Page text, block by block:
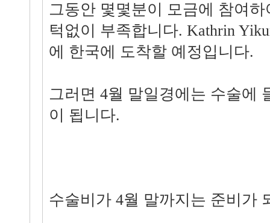
그동안 몇몇분이 모금에 참여
턱없이 부족합니다. Kathrin
에 한국에 도착할 예정입니다.
그러면 4월 말일경에는 수술에
이 됩니다.
수술비가 4월 말까지는 준비가